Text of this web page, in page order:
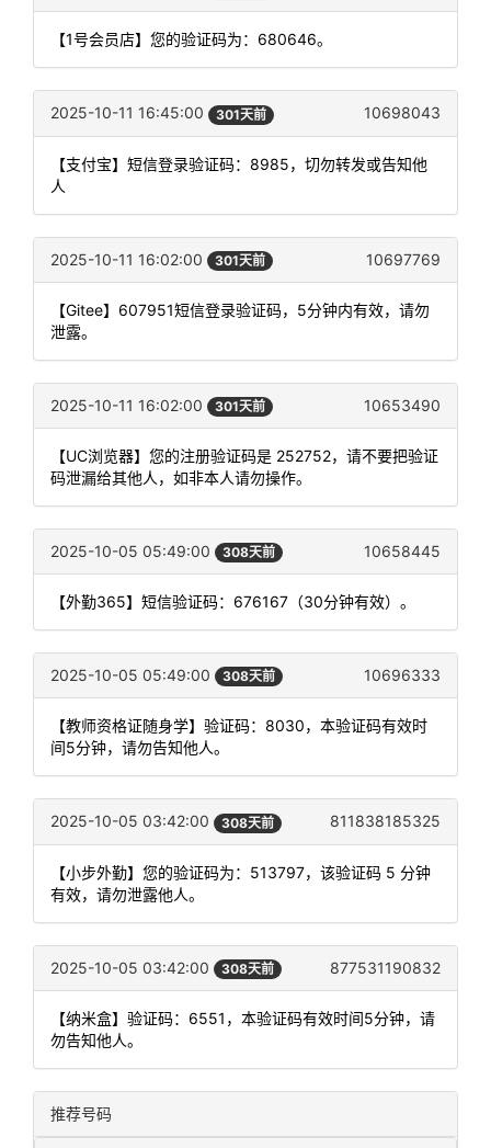
【1号会员店】您的验证码为：680646。
2025-10-11 16:45:00 301天前 10698043
【支付宝】短信登录验证码：8985，切勿转发或告知他
人
2025-10-11 16:02:00 301天前 10697769
【Gitee】607951短信登录验证码，5分钟内有效，请勿
泄露。
2025-10-11 16:02:00 301天前 10653490
【UC浏览器】您的注册验证码是 252752，请不要把验证
码泄漏给其他人，如非本人请勿操作。
2025-10-05 05:49:00 308天前 10658445
【外勤365】短信验证码：676167（30分钟有效）。
2025-10-05 05:49:00 308天前 10696333
【教师资格证随身学】验证码：8030，本验证码有效时
间5分钟，请勿告知他人。
2025-10-05 03:42:00 308天前 811838185325
【小步外勤】您的验证码为：513797，该验证码 5 分钟
有效，请勿泄露他人。
2025-10-05 03:42:00 308天前 877531190832
【纳米盒】验证码：6551，本验证码有效时间5分钟，请
勿告知他人。
推荐号码